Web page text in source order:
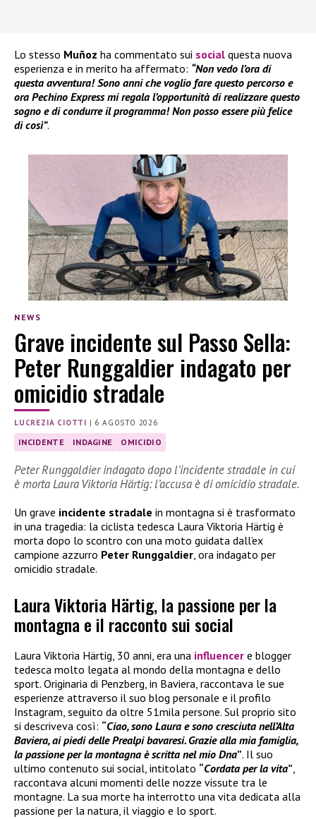
Lo stesso Muñoz ha commentato sui social questa nuova
esperienza e in merito ha affermato: “Non vedo l’ora di
questa avventura! Sono anni che voglio fare questo percorso e
ora Pechino Express mi regala l’opportunità di realizzare questo
sogno e di condurre il programma! Non posso essere più felice
di così”.
NEWS
Grave incidente sul Passo Sella:
Peter Runggaldier indagato per
omicidio stradale
LUCREZIA CIOTTI | 6 AGOSTO 2026
INCIDENTE INDAGINE OMICIDIO
Peter Runggaldier indagato dopo l’incidente stradale in cui
è morta Laura Viktoria Härtig: l’accusa è di omicidio stradale.
Un grave incidente stradale in montagna si è trasformato
in una tragedia: la ciclista tedesca Laura Viktoria Härtig è
morta dopo lo scontro con una moto guidata dall’ex
campione azzurro Peter Runggaldier, ora indagato per
omicidio stradale.
Laura Viktoria Härtig, la passione per la
montagna e il racconto sui social
Laura Viktoria Härtig, 30 anni, era una influencer e blogger
tedesca molto legata al mondo della montagna e dello
sport. Originaria di Penzberg, in Baviera, raccontava le sue
esperienze attraverso il suo blog personale e il profilo
Instagram, seguito da oltre 51mila persone. Sul proprio sito
si descriveva così: “Ciao, sono Laura e sono cresciuta nell’Alta
Baviera, ai piedi delle Prealpi bavaresi. Grazie alla mia famiglia,
la passione per la montagna è scritta nel mio Dna”. Il suo
ultimo contenuto sui social, intitolato “Cordata per la vita”
raccontava alcuni momenti delle nozze vissute tra le
montagne. La sua morte ha interrotto una vita dedicata alla
passione per la natura, il viaggio e lo sport.